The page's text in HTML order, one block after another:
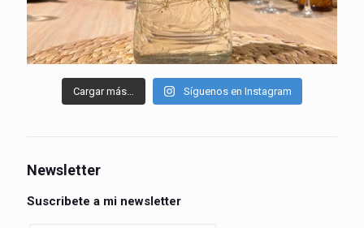
Cargar más… Síguenos en Instagram
Newsletter
Suscribete a mi newsletter